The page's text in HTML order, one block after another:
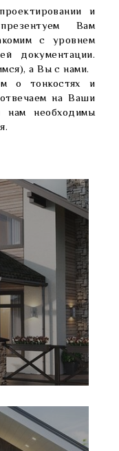
и
Вам
с уровнем
документации.
а Вы с нами.
о тонкостях и
на Ваши
нам необходимы